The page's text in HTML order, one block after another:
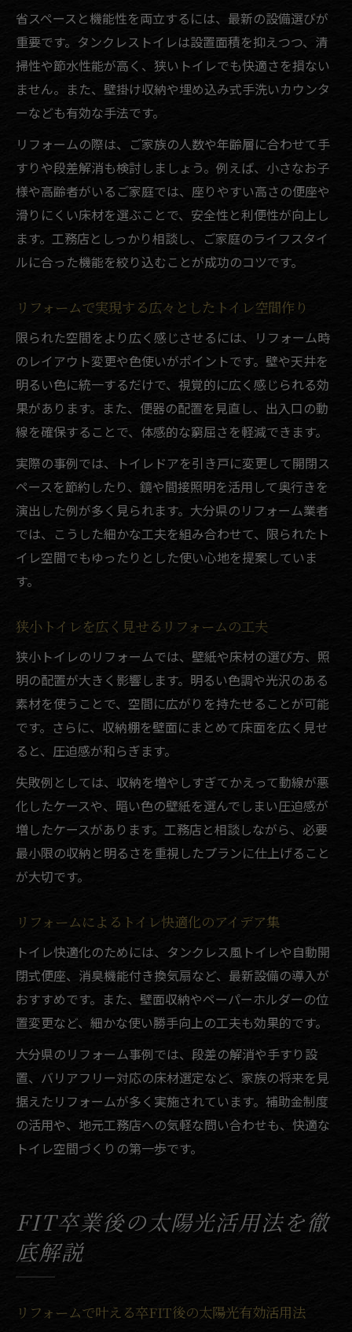
省スペースと機能性を両立するには、最新の設備選びが
重要です。タンクレストイレは設置面積を抑えつつ、清
掃性や節水性能が高く、狭いトイレでも快適さを損ない
ません。また、壁掛け収納や埋め込み式手洗いカウンタ
ーなども有効な手法です。
リフォームの際は、ご家族の人数や年齢層に合わせて手
すりや段差解消も検討しましょう。例えば、小さなお子
様や高齢者がいるご家庭では、座りやすい高さの便座や
滑りにくい床材を選ぶことで、安全性と利便性が向上し
ます。工務店としっかり相談し、ご家庭のライフスタイ
ルに合った機能を絞り込むことが成功のコツです。
リフォームで実現する広々としたトイレ空間作り
限られた空間をより広く感じさせるには、リフォーム時
のレイアウト変更や色使いがポイントです。壁や天井を
明るい色に統一するだけで、視覚的に広く感じられる効
果があります。また、便器の配置を見直し、出入口の動
線を確保することで、体感的な窮屈さを軽減できます。
実際の事例では、トイレドアを引き戸に変更して開閉ス
ペースを節約したり、鏡や間接照明を活用して奥行きを
演出した例が多く見られます。大分県のリフォーム業者
では、こうした細かな工夫を組み合わせて、限られたト
イレ空間でもゆったりとした使い心地を提案していま
す。
狭小トイレを広く見せるリフォームの工夫
狭小トイレのリフォームでは、壁紙や床材の選び方、照
明の配置が大きく影響します。明るい色調や光沢のある
素材を使うことで、空間に広がりを持たせることが可能
です。さらに、収納棚を壁面にまとめて床面を広く見せ
ると、圧迫感が和らぎます。
失敗例としては、収納を増やしすぎてかえって動線が悪
化したケースや、暗い色の壁紙を選んでしまい圧迫感が
増したケースがあります。工務店と相談しながら、必要
最小限の収納と明るさを重視したプランに仕上げること
が大切です。
リフォームによるトイレ快適化のアイデア集
トイレ快適化のためには、タンクレス風トイレや自動開
閉式便座、消臭機能付き換気扇など、最新設備の導入が
おすすめです。また、壁面収納やペーパーホルダーの位
置変更など、細かな使い勝手向上の工夫も効果的です。
大分県のリフォーム事例では、段差の解消や手すり設
置、バリアフリー対応の床材選定など、家族の将来を見
据えたリフォームが多く実施されています。補助金制度
の活用や、地元工務店への気軽な問い合わせも、快適な
トイレ空間づくりの第一歩です。
FIT卒業後の太陽光活用法を徹
底解説
リフォームで叶える卒FIT後の太陽光有効活用法